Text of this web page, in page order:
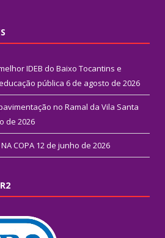
IDEB do Baixo Tocantins e
pública 6 de agosto de 2026
no Ramal da Vila Santa
de 2026
COPA 12 de junho de 2026